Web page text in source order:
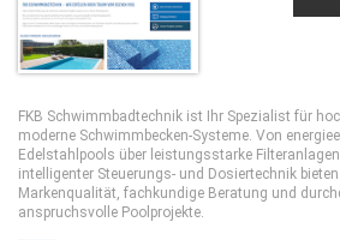
FKB Schwimmbadtechnik ist Ihr Spezialist für
moderne Schwimmbecken-Systeme. Von
Edelstahlpools über leistungsstarke
intelligenter Steuerungs- und Dosiertechnik
Markenqualität, fachkundige Beratung und
anspruchsvolle Poolprojekte.